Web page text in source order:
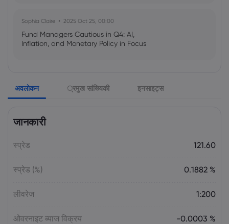
Sophia Claire 2025 Oct 25, 00:00
Fund Managers Cautious in Q4: AI,
Inflation, and Monetary Policy in Focus
US Government Shutdown Threatens
October Inflation Data Release
US-EU Relations: Russia Sanctions Unite
Emma Rose
Overheating, U.S. Trade Policy Risk
अवलोकन ्रमुख सांख्यिकी इनसाइट्स
जानकारी
स्प्रेड 121.60
स्प्रेड (%) 0.1882 %
लीवरेज 1:200
ओवरनाइट ब्याज विक्रय -0.0003 %